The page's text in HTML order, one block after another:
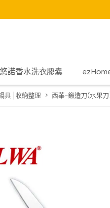
諾香水洗衣膠囊
具│收納整理 西華-鍛造刀(水果